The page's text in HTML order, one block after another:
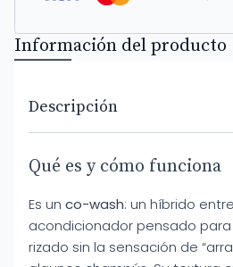
Información del producto
Descripción
Qué es y cómo funciona
Es un co-wash: un híbrido
acondicionador pensado
rizado sin la sensación de